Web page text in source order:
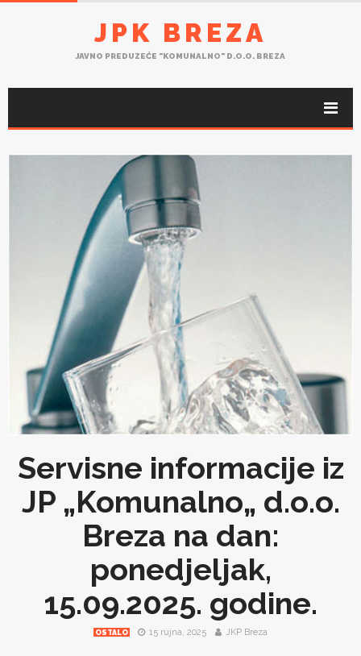
JPK BREZA
JAVNO PREDUZEĆE "KOMUNALNO" D.O.O. BREZA
Servisne informacije iz
JP „Komunalno„ d.o.o.
Breza na dan:
ponedjeljak,
15.09.2025. godine.
OSTALO 15 rujna, 2025 JKP Breza